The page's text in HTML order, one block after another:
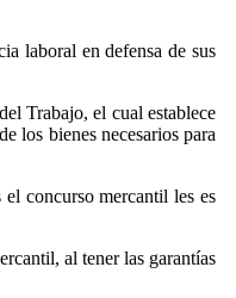
laboral en defensa de sus
Trabajo, el cual establece
los bienes necesarios para
concurso mercantil les es
al tener las garantías